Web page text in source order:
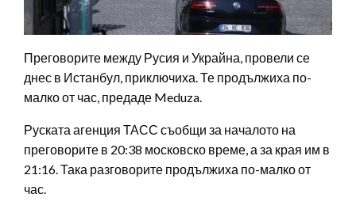
Преговорите между Русия и Украйна, провели се
днес в Истанбул, приключиха. Те продължиха по-
малко от час, предаде Meduza.
Руската агенция ТАСС съобщи за началото на
преговорите в 20:38 московско време, а за края им в
21:16. Така разговорите продължиха по-малко от
час.